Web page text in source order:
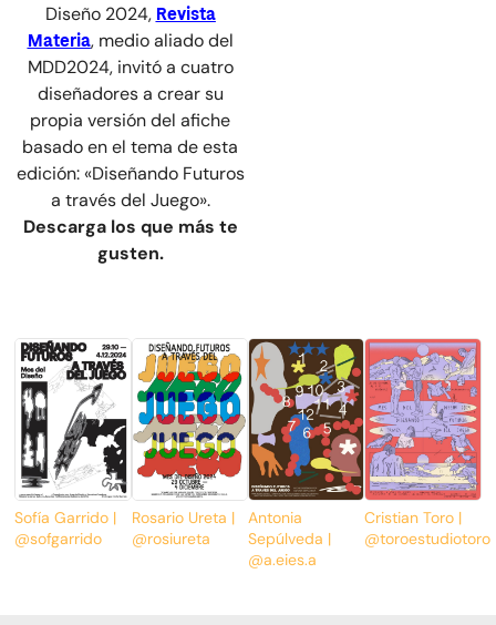
Diseño 2024, Revista
Materia, medio aliado del
MDD2024, invitó a cuatro
diseñadores a crear su
propia versión del afiche
basado en el tema de esta
edición: «Diseñando Futuros
a través del Juego».
Descarga los que más te
gusten.
Sofía Garrido |
@sofgarrido
Rosario Ureta |
@rosiureta
Antonia
Sepúlveda |
@a.eies.a
Cristian Toro |
@toroestudiotoro